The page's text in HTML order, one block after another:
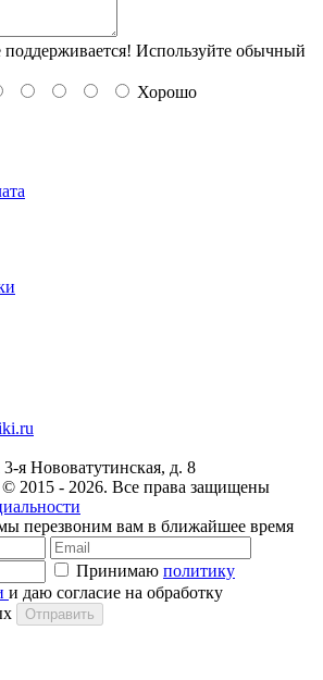
Используйте обычный
Хорошо
я Нововатутинская, д. 8
© 2015 - 2026. Все права защищены
перезвоним вам в ближайшее время
Принимаю политику
и даю согласие на обработку